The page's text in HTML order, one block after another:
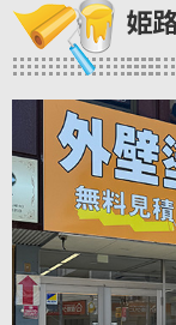
姫